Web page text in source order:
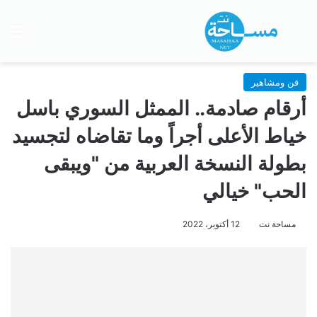
بحث عن
فن ومشاهير
أرقام صادمة.. الممثل السوري باسل
خياط الأعلى أجراً وما تقاضاه لتجسيد
بطولة النسخة العربية من "ويبقى
الحب" خيالي
مساحة نت 12 أكتوبر، 2022